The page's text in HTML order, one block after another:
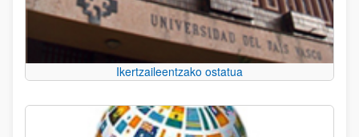
Ikertzaileentzako ostatua